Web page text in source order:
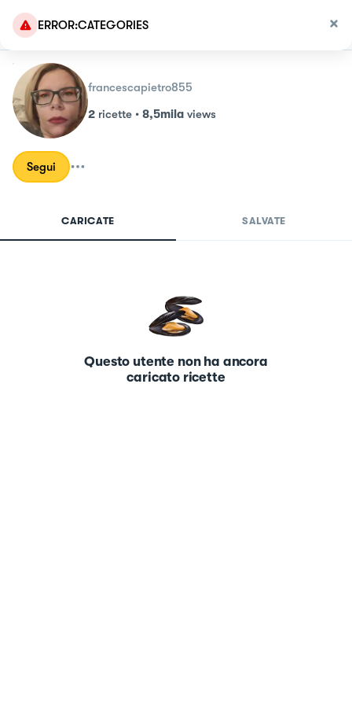
ERROR:CATEGORIES
francescapietro855
2 ricette • 8,5mila views
Segui
CARICATE SALVATE
Questo utente non ha ancora
caricato ricette